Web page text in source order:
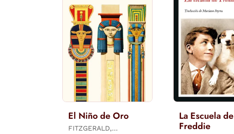
El Niño de Oro
FITZGERALD,
La Escuela de
Freddie